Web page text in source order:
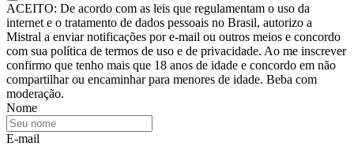
ACEITO: De acordo com as leis que regulamentam o uso da
internet e o tratamento de dados pessoais no Brasil, autorizo a
Mistral a enviar notificações por e-mail ou outros meios e concordo
com sua política de termos de uso e de privacidade. Ao me inscrever
confirmo que tenho mais que 18 anos de idade e concordo em não
compartilhar ou encaminhar para menores de idade. Beba com
moderação.
Nome
E-mail